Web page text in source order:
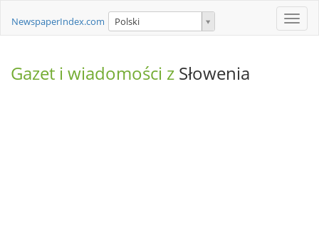
Toggle
NewspaperIndex.com Polski
Gazet i wiadomości z Słowenia